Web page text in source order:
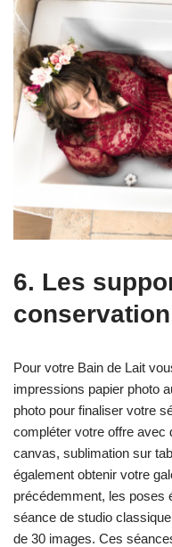
6. Les
conservation
Pour votre Bain de Lait
impressions papier photo
photo pour finaliser votre
compléter votre offre avec
canvas, sublimation sur
également obtenir votre
précédemment, les poses
séance de studio
de 30 images. Ces